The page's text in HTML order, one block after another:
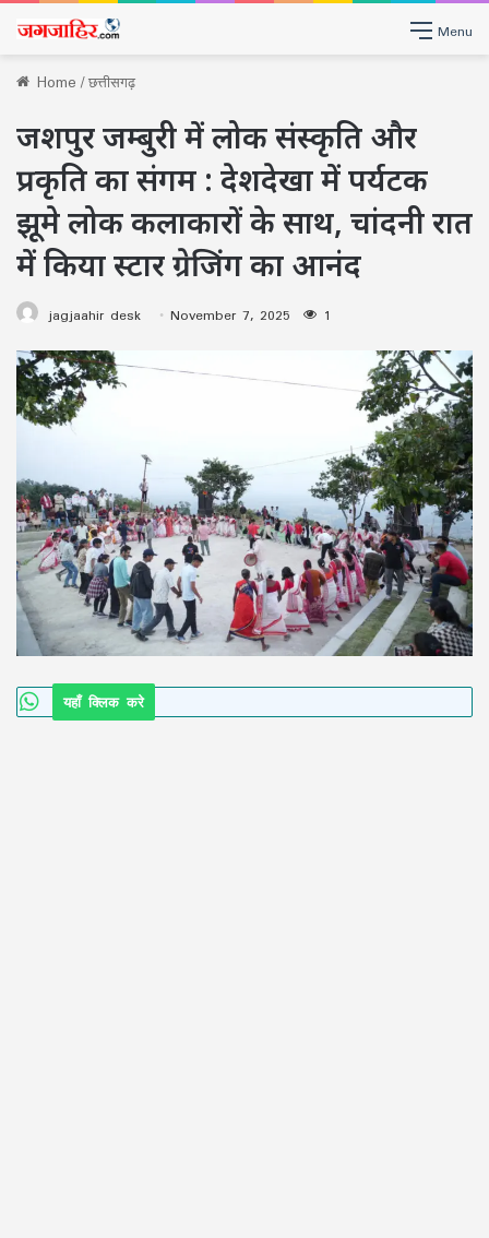
Menu
Home/छत्तीसगढ़
जशपुर जम्बुरी में लोक संस्कृति और
प्रकृति का संगम : देशदेखा में पर्यटक
झूमे लोक कलाकारों के साथ, चांदनी रात
में किया स्टार ग्रेजिंग का आनंद
jagjaahir desk November 7, 2025 1
यहाँ क्लिक करे